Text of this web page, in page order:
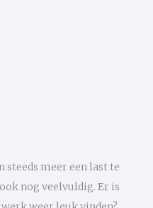
steeds meer een last te
nog veelvuldig. Er is